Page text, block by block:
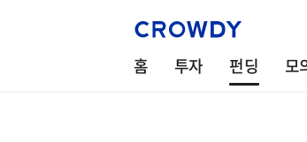
홈 투자 펀딩 모